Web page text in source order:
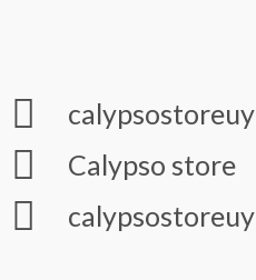
calypsostoreuy
Calypso store
calypsostoreuy